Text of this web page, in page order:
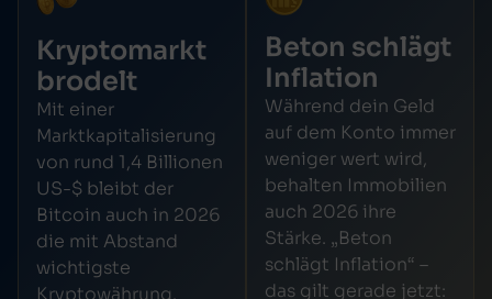
Kryptomarkt
brodelt
Mit einer
Marktkapitalisierung
von rund 1,4 Billionen
US-$ bleibt der
Bitcoin auch in 2026
die mit Abstand
wichtigste
Beton schlägt
Inflation
Während dein Geld
auf dem Konto immer
weniger wert wird,
behalten Immobilien
auch 2026 ihre
Stärke. „Beton
schlägt Inflation“ –
das gilt gerade jetzt: